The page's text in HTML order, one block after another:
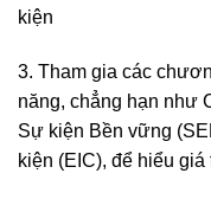
kiện
3. Tham gia các
năng, chẳng hạn như
Sự kiện Bền vững
kiện (EIC), để hiểu